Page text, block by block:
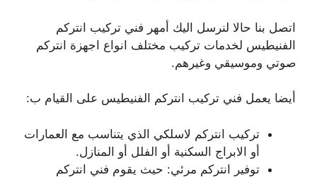
اتصل بنا حالا لنرسل اليك أمهر فني تركيب انتركم
الفنيطيس لخدمات تركيب مختلف انواع اجهزة انتركم
صوتي وموسيقي وغيرهم.
أيضا يعمل فني تركيب انتركم الفنيطيس على القيام ب:
تركيب انتركم لاسلكي الذي يتناسب مع العمارات
أو الابراج السكنية أو الفلل أو المنازل.
توفير انتركم مرئي: حيث يقوم فني انتركم